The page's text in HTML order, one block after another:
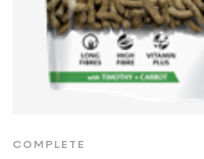
COMPLETE